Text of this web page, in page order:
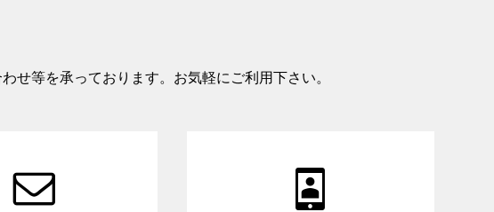
せ等を承っております。お気軽にご利用下さい。
 